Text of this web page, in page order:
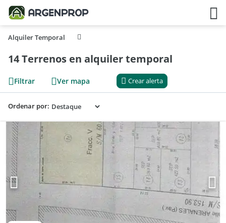
Alquiler Temporal
14 Terrenos en alquiler temporal
Filtrar Ver mapa Crear alerta
Ordenar por: